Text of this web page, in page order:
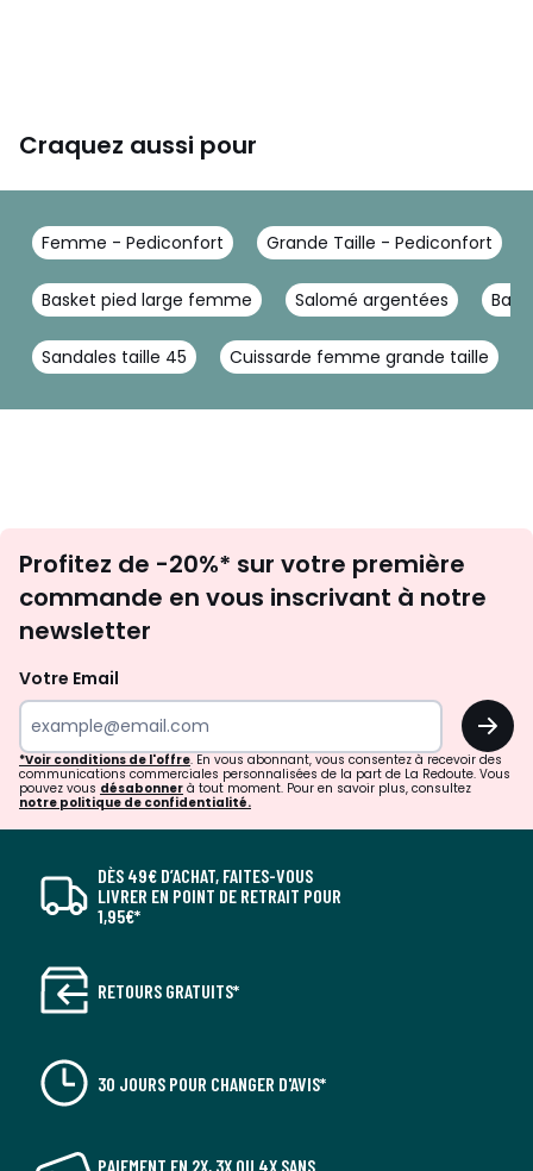
Craquez aussi pour
Femme - Pediconfort Grande Taille - Pediconfort
Basket pied large femme Salomé argentées
Sandales taille 45 Cuissarde femme grande taille
newsletter
Profitez de -20%* sur votre première
commande en vous inscrivant à notre
newsletter
Votre Email
OK
*Voir conditions de l'offre. En vous abonnant, vous consentez à recevoir des
communications commerciales personnalisées de la part de La Redoute. Vous
pouvez vous désabonner à tout moment. Pour en savoir plus, consultez
notre politique de confidentialité.
DÈS 49€ D’ACHAT, FAITES-VOUS
LIVRER EN POINT DE RETRAIT POUR
1,95€*
RETOURS GRATUITS*
30 JOURS POUR CHANGER D'AVIS*
PAIEMENT EN 2X, 3X OU 4X SANS